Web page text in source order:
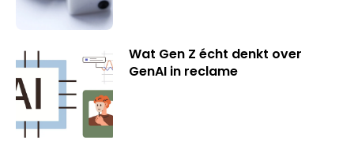
Wat Gen Z écht denkt over
GenAI in reclame